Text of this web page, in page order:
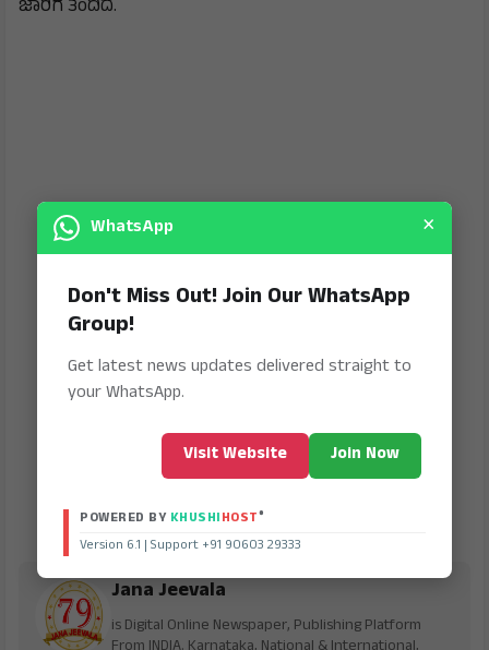
ಜಾರಿಗೆ ತಂದಿದೆ.
Jana Jeevala
is Digital Online Newspaper, Publishing Platform
WhatsApp ×
Don't Miss Out! Join Our WhatsApp
Group!
Get latest news updates delivered straight to
your WhatsApp.
Visit Website Join Now
POWERED BY KHUSHIHOST®
Version 6.1 | Support +91 90603 29333